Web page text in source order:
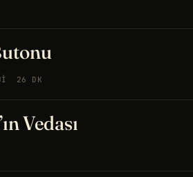
26 DK
Vedası